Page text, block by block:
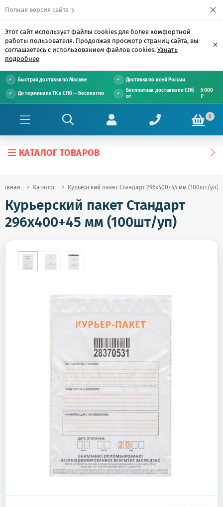
Полная версия сайта
Этот сайт использует файлы cookies для более комфортной
работы пользователя. Продолжая просмотр страниц сайта, вы
соглашаетесь с использованием файлов cookies. Узнать
подробнее
×
Быстрая доставка по Москве Доставка по всей России
До терминала ТК в СПб — бесплатно
Бесплатная доставка по СПб
от
5 000
₽
0
КАТАЛОГ ТОВАРОВ
Каталог Курьерский пакет Стандарт 296х400+45 мм (100шт/уп)
Курьерский пакет Стандарт
296х400+45 мм (100шт/уп)